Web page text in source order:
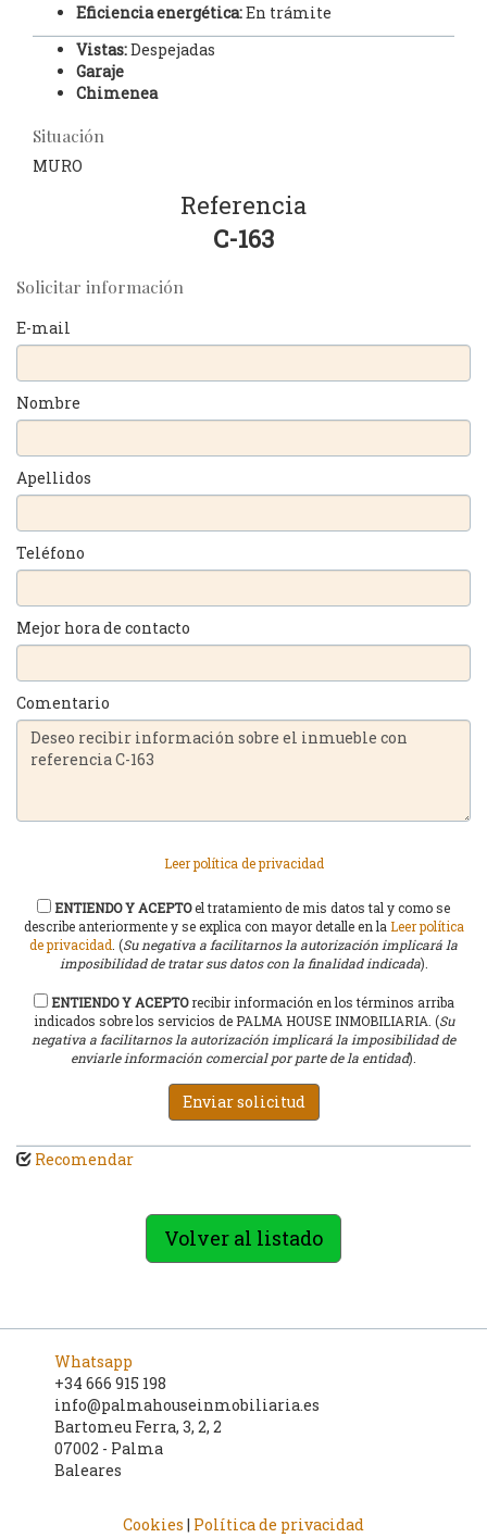
Eficiencia energética:En trámite
Vistas:Despejadas
Garaje
Chimenea
Situación
MURO
Referencia
C-163
Solicitar información
E-mail
Nombre
Apellidos
Teléfono
Mejor hora de contacto
Comentario
Leer política de privacidad
ENTIENDO Y ACEPTOel tratamiento de mis datos tal y como se
describe anteriormente y se explica con mayor detalle en la Leer política
de privacidad . (Su negativa a facilitarnos la autorización implicará la
imposibilidad de tratar sus datos con la finalidad indicada).
ENTIENDO Y ACEPTOrecibir información en los términos arriba
indicados sobre los servicios de PALMA HOUSE INMOBILIARIA. (Su
negativa a facilitarnos la autorización implicará la imposibilidad de
enviarle información comercial por parte de la entidad).
Enviar solicitud
Recomendar
Volver al listado
Whatsapp
+34 666 915 198
info@palmahouseinmobiliaria.es
Bartomeu Ferra, 3, 2, 2
07002 - Palma
Baleares
Cookies | Política de privacidad